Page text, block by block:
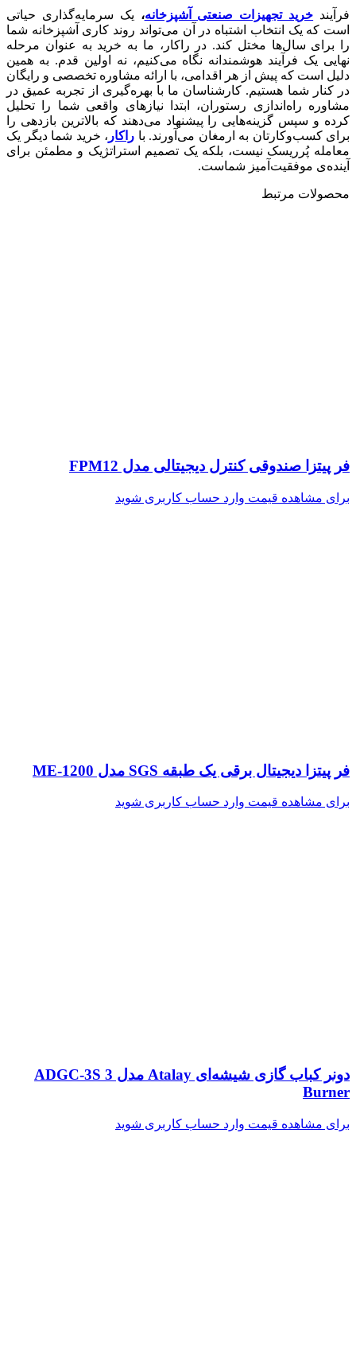
فرآیند خرید تجهیزات صنعتی آشپزخانه، یک سرمایه‌گذاری حیاتی
است که یک انتخاب اشتباه در آن می‌تواند روند کاری آشپزخانه شما
را برای سال‌ها مختل کند. در راکار، ما به خرید به عنوان مرحله
نهایی یک فرآیند هوشمندانه نگاه می‌کنیم، نه اولین قدم. به همین
دلیل است که پیش از هر اقدامی، با ارائه مشاوره تخصصی و رایگان
در کنار شما هستیم. کارشناسان ما با بهره‌گیری از تجربه عمیق در
مشاوره راه‌اندازی رستوران، ابتدا نیازهای واقعی شما را تحلیل
کرده و سپس گزینه‌هایی را پیشنهاد می‌دهند که بالاترین بازدهی را
برای کسب‌وکارتان به ارمغان می‌آورند. با راکار ، خرید شما دیگر یک
معامله پُرریسک نیست، بلکه یک تصمیم استراتژیک و مطمئن برای
آینده‌ی موفقیت‌آمیز شماست.
محصولات مرتبط
فر پیتزا صندوقی کنترل دیجیتالی مدل FPM12
برای مشاهده قیمت وارد حساب کاربری شوید
فر پیتزا دیجیتال برقی یک طبقه SGS مدل ME-1200
برای مشاهده قیمت وارد حساب کاربری شوید
دونر کباب گازی شیشه‌ای Atalay مدل ADGC-3S 3
Burner
برای مشاهده قیمت وارد حساب کاربری شوید